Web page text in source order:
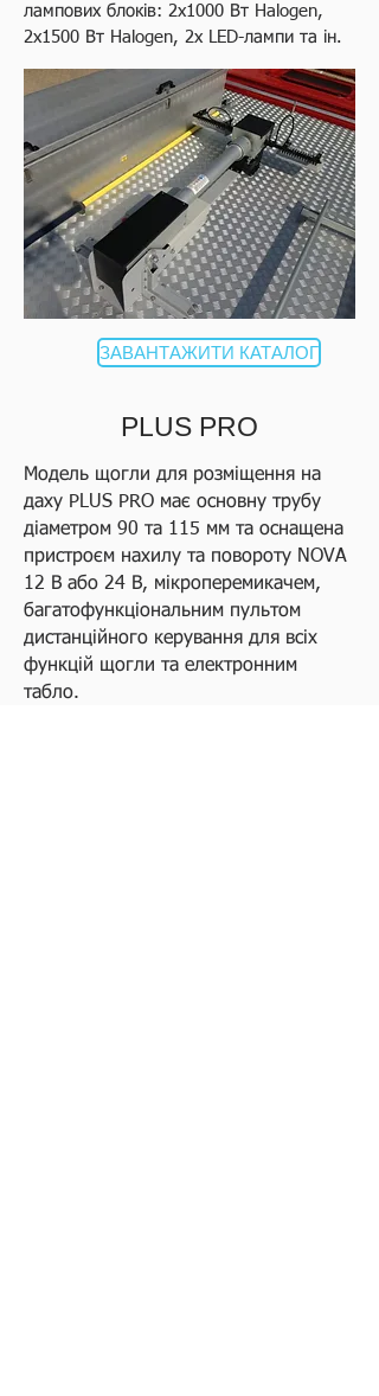
лампових блоків: 2x1000 Вт Halogen,
2x1500 Вт Halogen, 2x LED-лампи та ін.
ЗАВАНТАЖИТИ КАТАЛОГ
PLUS PRO
Модель щогли для розміщення на
даху PLUS PRO має основну трубу
діаметром 90 та 115 мм та оснащена
пристроєм нахилу та повороту NOVA
12 В або 24 В, мікроперемикачем,
багатофункціональним пультом
дистанційного керування для всіх
функцій щогли та електронним
табло.